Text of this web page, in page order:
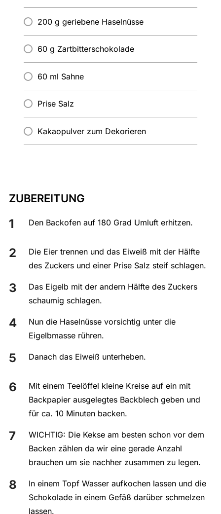
200 g geriebene Haselnüsse
60 g Zartbitterschokolade
60 ml Sahne
Prise Salz
Kakaopulver zum Dekorieren
ZUBEREITUNG
Den Backofen auf 180 Grad Umluft erhitzen.
Die Eier trennen und das Eiweiß mit der Hälfte
des Zuckers und einer Prise Salz steif schlagen.
Das Eigelb mit der andern Hälfte des Zuckers
schaumig schlagen.
Nun die Haselnüsse vorsichtig unter die
Eigelbmasse rühren.
Danach das Eiweiß unterheben.
Mit einem Teelöffel kleine Kreise auf ein mit
Backpapier ausgelegtes Backblech geben und
für ca. 10 Minuten backen.
WICHTIG: Die Kekse am besten schon vor dem
Backen zählen da wir eine gerade Anzahl
brauchen um sie nachher zusammen zu legen.
In einem Topf Wasser aufkochen lassen und die
Schokolade in einem Gefäß darüber schmelzen
lassen.